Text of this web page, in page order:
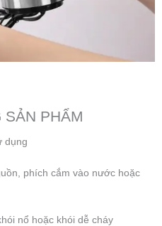
PHẨM
dụng
phích cắm vào nước hoặc
nổ hoặc khói dễ cháy